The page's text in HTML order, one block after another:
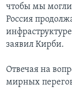
чтобы мы могли
Россия
заявил Кирби.
Отвечая на
мирных